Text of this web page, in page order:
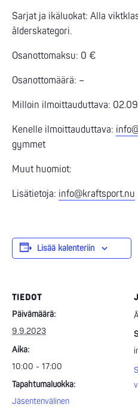
Sarjat ja ikäluokat: Alla
ålderskategori.
Osanottomaksu: 0 €
Osanottomäärä: –
Milloin ilmoittauduttava:
Kenelle ilmoittauduttava:
gymmet
Muut huomiot:
Lisätietoja: info@kraftsport.nu
Lisää kalenteriin
TIEDOT
Päivämäärä:
9.9.2023
Aika:
10:00 - 17:00
Tapahtumaluokka:
Jäsentenvälinen